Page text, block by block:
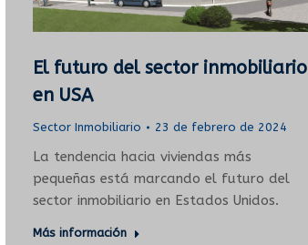
El futuro del sector inmobiliario
en USA
Sector Inmobiliario 23 de febrero de 2024
La tendencia hacia viviendas más
pequeñas está marcando el futuro del
sector inmobiliario en Estados Unidos.
Más información